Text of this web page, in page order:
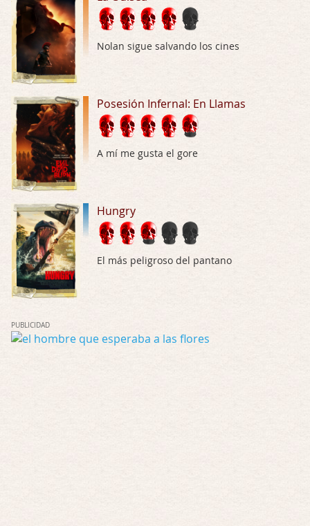
Hungry
Por: Croc
Para entretenerte un domingo por la tarde …
Las 10 películas gore de Almas Oscuras
Por: JORDI CRUYFF
Possession
Por: Chupasangre
Mi opinión en su día. Su duracion me ha …
El eslabón podrido
Por: Luar
Possession
Por: FrancHis
Posesión Infernal: En Llamas
Nolan sigue salvando los cines
Posesión Infernal: En Llamas
A mí me gusta el gore
Hungry
El más peligroso del pantano
PUBLICIDAD